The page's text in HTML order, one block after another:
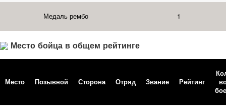
Медаль рембо 1
Место бойца в общем рейтинге
Место Позывной Сторона Отряд Звание Рейтинг